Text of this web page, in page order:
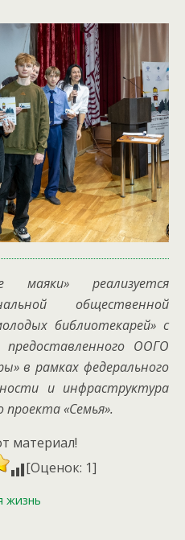
маяки» реализуется
общественной
библиотекарей» с
предоставленного ООГО
в рамках федерального
и инфраструктура
«Семья».
материал!
[Оценок: 1]
жизнь